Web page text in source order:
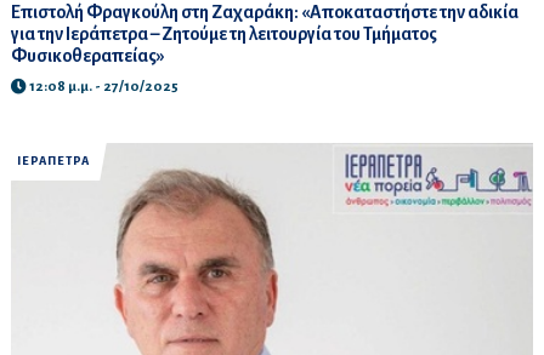
Επιστολή Φραγκούλη στη Ζαχαράκη: «Αποκαταστήστε την αδικία
για την Ιεράπετρα – Ζητούμε τη λειτουργία του Τμήματος
Φυσικοθεραπείας»
12:08 μ.μ. - 27/10/2025
ΙΕΡΑΠΕΤΡΑ